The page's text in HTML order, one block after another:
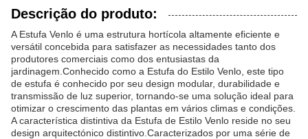
Descrição do produto:
A Estufa Venlo é uma estrutura hortícola altamente eficiente e
versátil concebida para satisfazer as necessidades tanto dos
produtores comerciais como dos entusiastas da
jardinagem.Conhecido como a Estufa do Estilo Venlo, este tipo
de estufa é conhecido por seu design modular, durabilidade e
transmissão de luz superior, tornando-se uma solução ideal para
otimizar o crescimento das plantas em vários climas e condições.
A característica distintiva da Estufa de Estilo Venlo reside no seu
design arquitectónico distintivo.Caracterizados por uma série de